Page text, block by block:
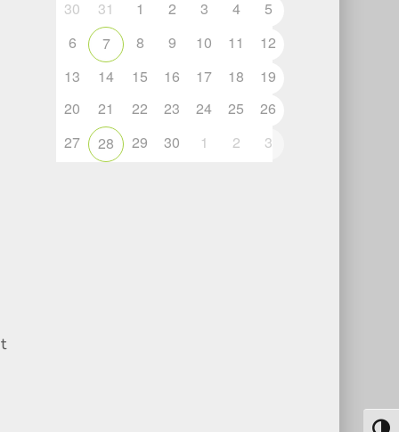
30
31 1 2 3 4
5
6
7 8 9 10 11
12
13
14 15 16 17 18
19
20
21 22 23 24 25
26
27
28 29 30 1 2 3